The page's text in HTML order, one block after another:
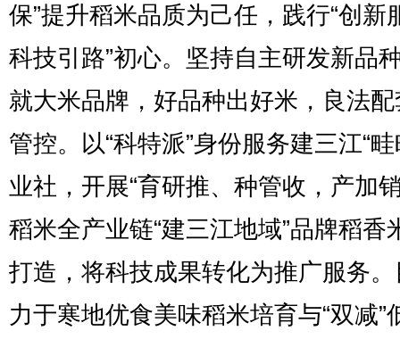
保”提升稻米品质为己任，践行“创新
科技引路”初心。坚持自主研发新品
就大米品牌，好品种出好米，良法
管控。以“科特派”身份服务建三江“畦
业社，开展“育研推、种管收，产加
稻米全产业链“建三江地域”品牌稻香
打造，将科技成果转化为推广服务
力于寒地优食美味稻米培育与“双减”